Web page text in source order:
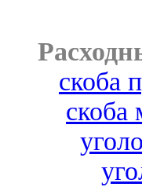
скоба
скоба